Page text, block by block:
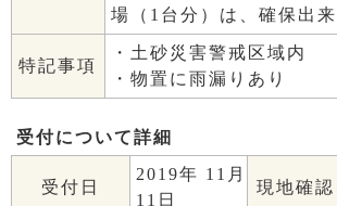
場（1台分）は、確保出来
特記事項
・土砂災害警戒区域内
・物置に雨漏りあり
受付について詳細
受付日
2019年 11月
11日
現地確認